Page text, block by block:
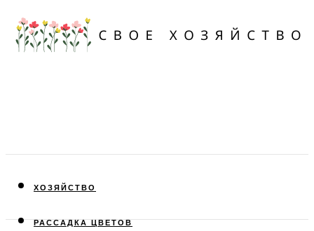
ХОЗЯЙСТВО
РАССАДКА ЦВЕТОВ